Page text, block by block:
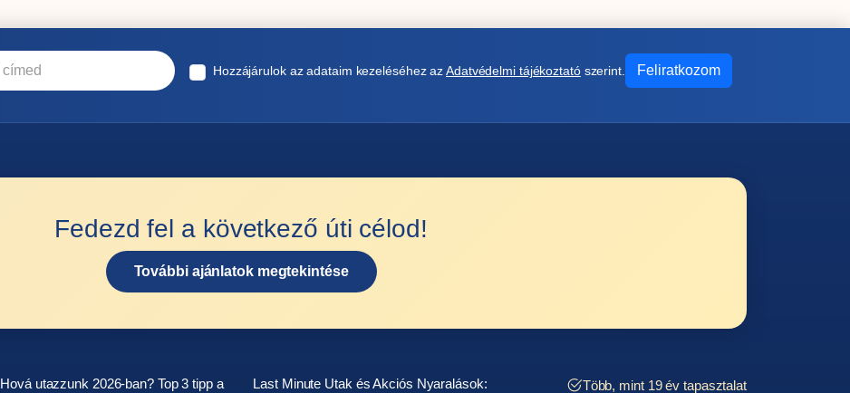
Hozzájárulok az adataim kezeléséhez azAdatvédelmi tájékoztatószerint. Feliratkozom
Fedezd fel a következő úti célod!
További ajánlatok megtekintése
Hová utazzunk 2026-ban? Top 3 tipp a Last Minute Utak és Akciós Nyaralások: Több, mint 19 év tapasztalat